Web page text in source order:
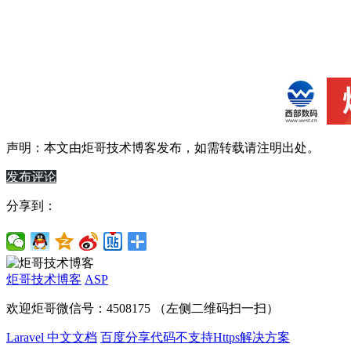
声明：本文由炬哥技术博客发布，如需转载请注明出处。
发布评论
分享到：
炬哥技术博客 ASP
欢迎炬哥微信号：4508175 （左侧二维码扫一扫）
Laravel 中文文档 百度分享代码不支持Https解决方案